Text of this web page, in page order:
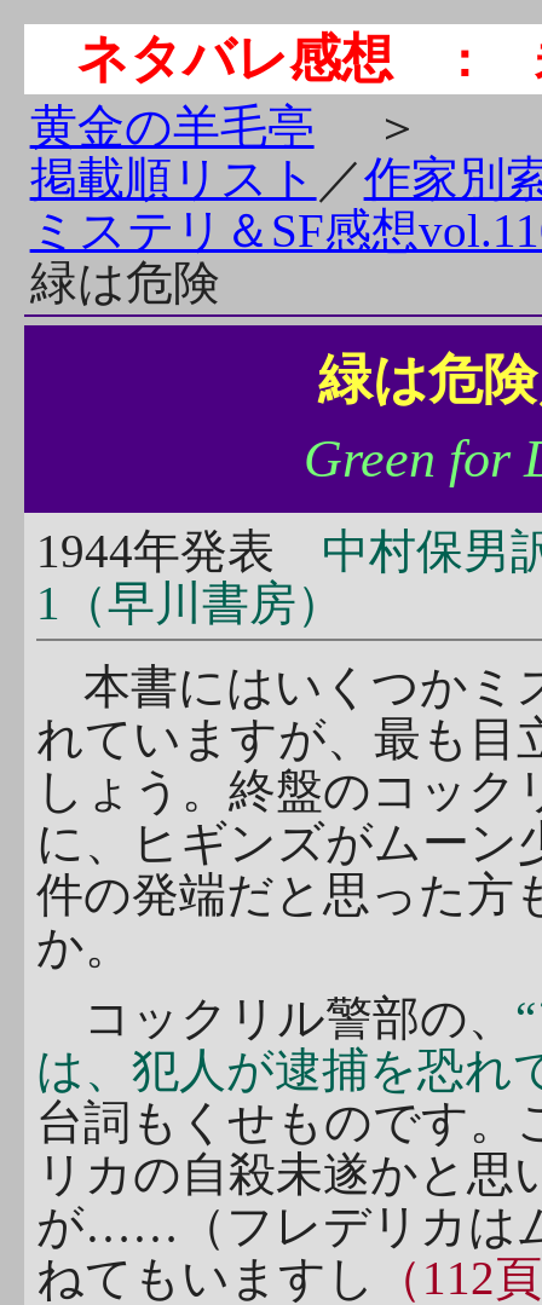
ネタバレ感想 ：
黄金の羊毛亭 ＞
掲載順リスト ／作家別
ミステリ＆SF感想
緑は危険
緑は危
Green for
1944年発表 中村保男
1（早川書房）
本書にはいくつかミ
れていますが、最も目
しょう。終盤のコッ
に、ヒギンズがムーン
件の発端だと思った方
か。
コックリル警部の、
は、犯人が逮捕を恐れ
台詞もくせものです。
リカの自殺未遂かと
が……（フレデリカは
ねてもいますし
（112